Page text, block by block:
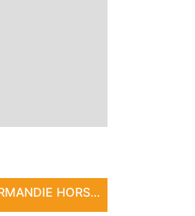
NORMANDIE HORSE SHOW 2026